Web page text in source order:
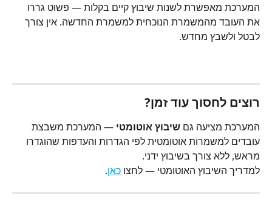
המערכת מאפשרת לשנות שיבוץ קיים בקלות — פשוט גררו
את העובד מהמשמרת הנוכחית למשמרת החדשה. אין צורך
לבטל ולשבץ מחדש.
רוצים לחסוך עוד זמן?
המערכת מציעה גם שיבוץ אוטומטי — המערכת משבצת
עובדים למשמרות אוטומטית לפי הגדרות והעדפות שהוגדרו
מראש, ללא צורך בשיבוץ ידני.
למדריך השיבוץ האוטומטי — לחצו כאן.